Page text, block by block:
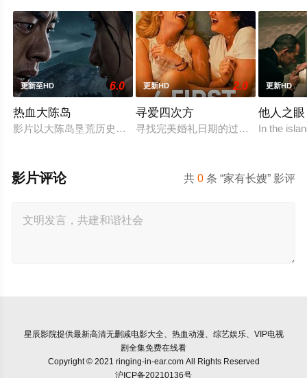
更新至HD 6.0
热血大陈岛
影片以大陈岛垦荒历史为创作底色，在尊重历史真实性的前提
更新HD 2.0
寻爱四次方
寻找完美婚礼日期的过程，扎拉经
更新HD
他人之眼
In the
共0 条 “家有长嫂” 影评
影片评论
星辰影院提供最新高清无删减电影大全、热血动漫、综艺娱乐、VIP电视
剧全集免费在线看
Copyright © 2021 ringing-in-ear.com All Rights Reserved
沪ICP备20210136号